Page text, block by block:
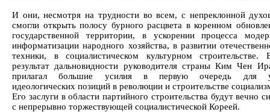
И они, несмотря на трудности во всем, с непреклонной
смогли открыть полосу бурного расцвета в коренном
государственной территории, в ускорении процесса
информатизации народного хозяйства, в развитии
техники, в социалистическом культурном
результат дальновидности руководителя страны Ким Чен
прилагал большие усилия в первую очередь для
идеологических позиций в революции и строительстве
Его заслуги в области партийного строительства будут вечно
с непрерывно торжествующей социалистической Кореей.